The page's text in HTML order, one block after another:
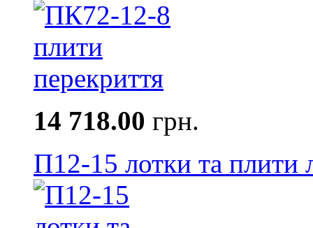
14 718.00 грн.
П12-15 лотки та плити